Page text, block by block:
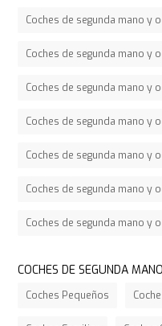
Coches de segunda mano y
Coches de segunda mano y
Coches de segunda mano y
Coches de segunda mano y
Coches de segunda mano y
Coches de segunda mano y
Coches de segunda mano y
COCHES DE SEGUNDA
Coches Pequeños